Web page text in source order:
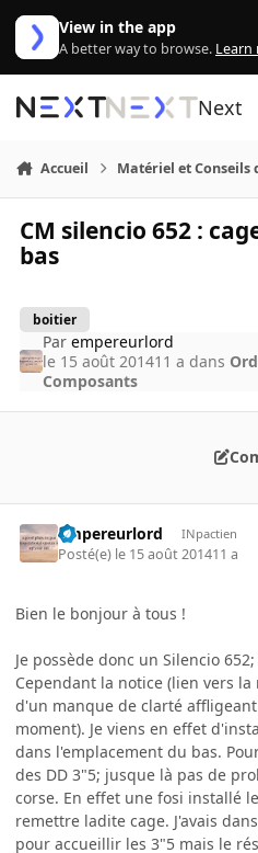
Aller au contenu
View in the app
A better way to browse. Learn
Next
Accueil Matériel et Conseils
CM silencio 652 :
bas
boitier
Parempereurlord
le 15 août 201411 a dans
Composants
empereurlord INpactien
Posté(e) le 15 août 201411 a
Bien le bonjour à tous !
Je possède donc un Silencio
Cependant la notice (lien vers
d'un manque de clarté
moment). Je viens en effet
dans l'emplacement du bas.
des DD 3"5; jusque là pas de
corse. En effet une fosi installé
remettre ladite cage. J'avais
pour accueillir les 3"5 mais le